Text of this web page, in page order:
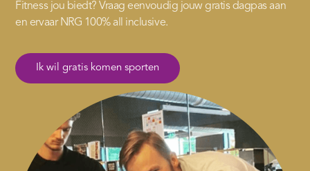
Fitness jou biedt? Vraag eenvoudig jouw gratis dagpas aan
en ervaar NRG 100% all inclusive.
Ik wil gratis komen sporten